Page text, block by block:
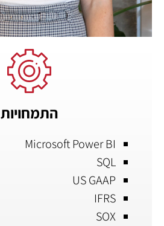
התמחויות
Microsoft Power BI
SQL
US GAAP
IFRS
SOX